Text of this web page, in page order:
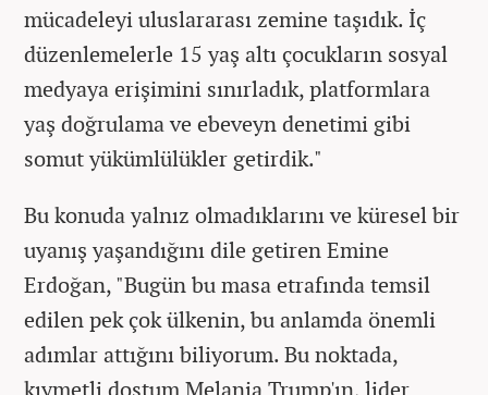
mücadeleyi uluslararası zemine taşıdık. İç
düzenlemelerle 15 yaş altı çocukların sosyal
medyaya erişimini sınırladık, platformlara
yaş doğrulama ve ebeveyn denetimi gibi
somut yükümlülükler getirdik."
Bu konuda yalnız olmadıklarını ve küresel bir
uyanış yaşandığını dile getiren Emine
Erdoğan, "Bugün bu masa etrafında temsil
edilen pek çok ülkenin, bu anlamda önemli
adımlar attığını biliyorum. Bu noktada,
kıymetli dostum Melania Trump'ın, lider